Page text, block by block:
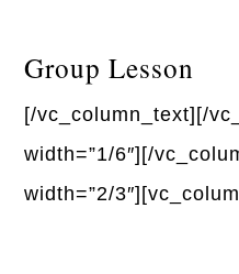
Group Lesson
[/vc_column_text][/
width=”1/6″][/
width=”2/